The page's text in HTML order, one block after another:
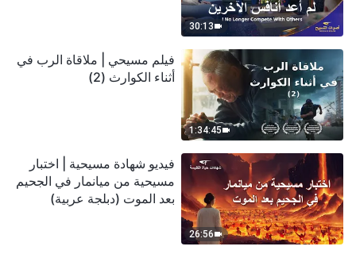
30:13
1:34:45
فيلم مسيحي | ملاقاة الرب في
أثناء الكوارث (2)
26:56
فيديو شهادة مسيحية | اختبار
مسيحية من ميانمار في الجحيم
بعد الموت (دبلجة عربية)